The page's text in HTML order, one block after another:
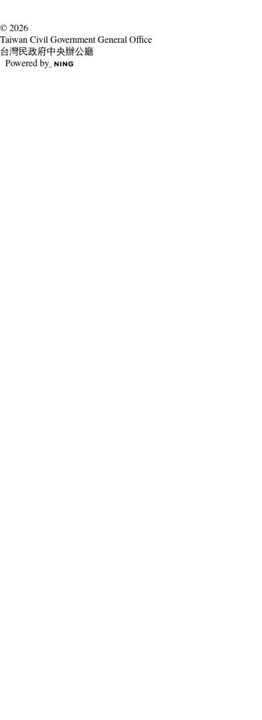
© 2026
Taiwan Civil Government General Office
台灣民政府中央辦公廳
Powered by